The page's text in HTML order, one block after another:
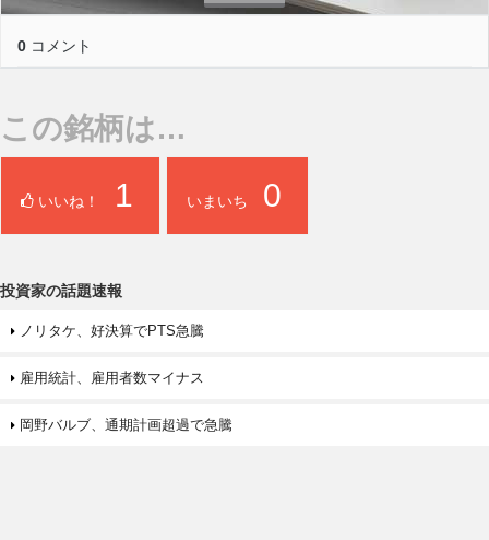
0 コメント
この銘柄は…
いいね！ 1 いまいち 0
投資家の話題速報
ノリタケ、好決算でPTS急騰
雇用統計、雇用者数マイナス
岡野バルブ、通期計画超過で急騰